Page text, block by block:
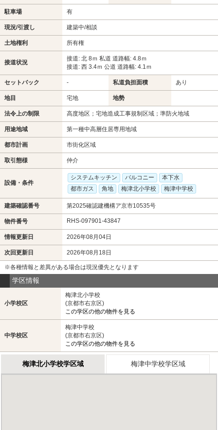
駐車場 有
現況/引渡し 建築中/相談
土地権利 所有権
接道状況
接道: 北 8ｍ 私道 道路幅: 4.8ｍ
接道: 西 3.4ｍ 公道 道路幅: 4.1ｍ
セットバック - 私道負担面積 あり
地目 宅地 地勢
法令上の制限 高度地区；宅地造成工事規制区域；準防火地域
用途地域 第一種中高層住居専用地域
都市計画 市街化区域
取引態様 仲介
設備・条件
システムキッチン バルコニー
本下水
都市ガス
角地 梅津北小学校 梅津中学校
建築確認番号 第2025確認建機構ア京市10535号
物件番号 RHS-097901-43847
情報更新日 2026年08月04日
次回更新日 2026年08月18日
※各種情報と差異がある場合は現況優先となります
学区情報
小学校区
梅津北小学校
(京都市右京区)
この学区の他の物件を見る
中学校区
梅津中学校
(京都市右京区)
この学区の他の物件を見る
梅津北小学校学区域 梅津中学校学区域